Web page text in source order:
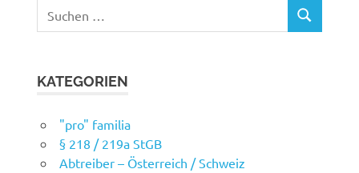
nach:
SUCHEN
KATEGORIEN
"pro" familia
§ 218 / 219a StGB
Abtreiber – Österreich / Schweiz